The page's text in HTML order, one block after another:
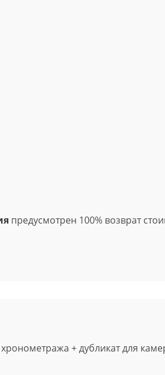
предусмотрен 100% возврат
+ дубликат для